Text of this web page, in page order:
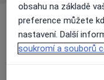
Adresa
obsahu na základě
preference můžete
nastavení. Další
soukromí a souborů